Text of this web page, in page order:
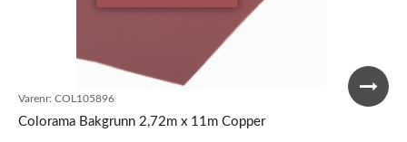
Varenr: COL105896
Colorama Bakgrunn 2,72m x 11m Copper